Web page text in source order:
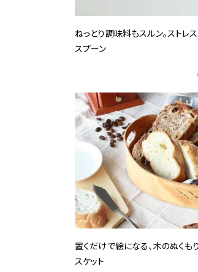
ねっとり調味料もスルン。ストレ
スプーン
置くだけで絵になる、木のぬく
スケット